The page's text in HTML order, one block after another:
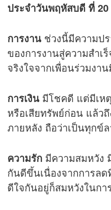
ประจำวันพฤหัสบดี ที่
การงาน ช่วงนี้มีความปร
ของการงานสู่ความสำเ
จริงใจจากเพื่อนร่วมงา
การเงิน มีโชคดี แต่มีเห
หรือเสียทรัพย์ก่อน แล้ว
ภายหลัง ถือว่าเป็นทุกข์
ความรัก มีความสมหวัง
กันดีขึ้นเนื่องจากการลด
ดีใจกันอยู่ก็สมหวังในก